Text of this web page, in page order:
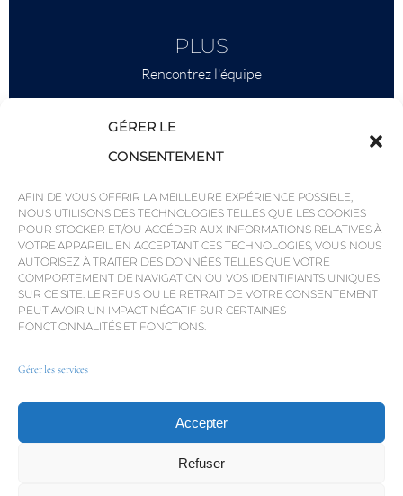
GÉRER LE
CONSENTEMENT
AFIN DE VOUS OFFRIR LA MEILLEURE EXPÉRIENCE POSSIBLE,
NOUS UTILISONS DES TECHNOLOGIES TELLES QUE LES COOKIES
POUR STOCKER ET/OU ACCÉDER AUX INFORMATIONS RELATIVES À
VOTRE APPAREIL. EN ACCEPTANT CES TECHNOLOGIES, VOUS NOUS
AUTORISEZ À TRAITER DES DONNÉES TELLES QUE VOTRE
COMPORTEMENT DE NAVIGATION OU VOS IDENTIFIANTS UNIQUES
SUR CE SITE. LE REFUS OU LE RETRAIT DE VOTRE CONSENTEMENT
PEUT AVOIR UN IMPACT NÉGATIF SUR CERTAINES
FONCTIONNALITÉS ET FONCTIONS.
Gérer les services
Accepter
Refuser
PLUS
Rencontrez l'équipe
Pourquoi QP Savills ?
Actualités et événements
Cartes de la région
Communauté
Carrières
Tous droits réservés 2026.
Politique de confidentialitéMentions légales
Conditions généralesCanal de dénonciation